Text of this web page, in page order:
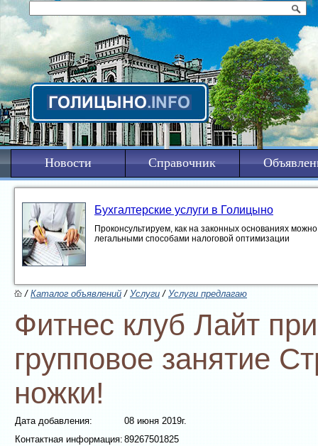
Новости Справочник
Бухгалтерские услуги в Голицыно
Проконсультируем, как на законных основаниях
легальными способами налоговой оптимизации
/Каталог объявлений/Услуги /Услуги предлагаю
Фитнес клуб Лайт
групповое занятие
ножки!
Дата добавления:
08 июня 2019г.
Контактная информация:89267501825